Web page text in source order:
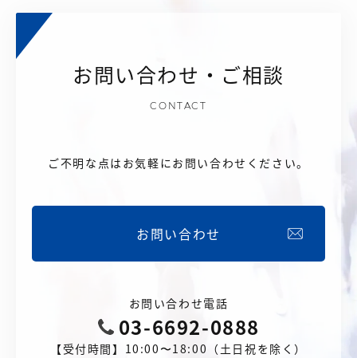
お問い合わせ・ご相談
CONTACT
ご不明な点はお気軽にお問い合わせください。
お問い合わせ
お問い合わせ電話
03-6692-0888
【受付時間】10:00〜18:00（土日祝を除く）